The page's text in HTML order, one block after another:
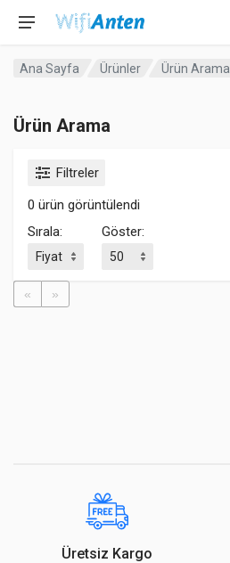
Ana Sayfa Ürünler Ürün Arama
Ürün Arama
Filtreler
0 ürün görüntülendi
Sırala:
Göster:
« »
Üretsiz Kargo